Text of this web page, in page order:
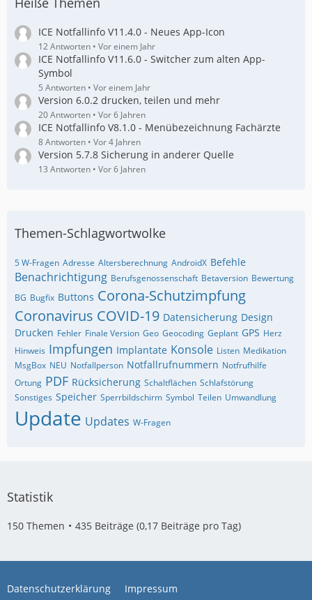
ICE Notfallinfo V11.4.0 - Neues App-Icon
12 Antworten Vor einem Jahr
ICE Notfallinfo V11.6.0 - Switcher zum alten App-
Symbol
5 Antworten Vor einem Jahr
Version 6.0.2 drucken, teilen und mehr
20 Antworten Vor 6 Jahren
ICE Notfallinfo V8.1.0 - Menübezeichnung Fachärzte
8 Antworten Vor 4 Jahren
Version 5.7.8 Sicherung in anderer Quelle
13 Antworten Vor 6 Jahren
Themen-Schlagwortwolke
5 W-Fragen Adresse Altersberechnung AndroidX Befehle
Benachrichtigung Berufsgenossenschaft Betaversion Bewertung
BG Bugfix Buttons Corona-Schutzimpfung
Coronavirus COVID-19 Datensicherung Design
Drucken Fehler Finale Version Geo Geocoding Geplant GPS Herz
Hinweis Impfungen Implantate Konsole Listen Medikation
MsgBox NEU Notfallperson Notfallrufnummern Notfrufhilfe
Ortung PDF Rücksicherung Schaltflächen Schlafstörung
Sonstiges Speicher Sperrbildschirm Symbol Teilen Umwandlung
Update Updates W-Fragen
Statistik
150 Themen 435 Beiträge (0,17 Beiträge pro Tag)
Datenschutzerklärung Impressum